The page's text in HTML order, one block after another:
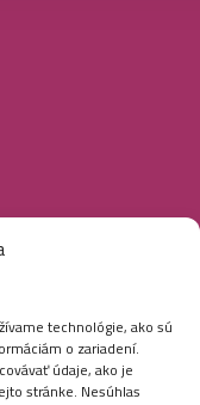
technológie, ako sú
o zariadení.
údaje, ako je
stránke. Nesúhlas